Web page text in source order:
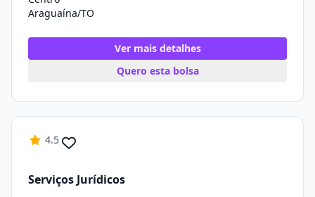
Araguaína/TO
Ver mais detalhes
Quero esta bolsa
4.5
Serviços Jurídicos